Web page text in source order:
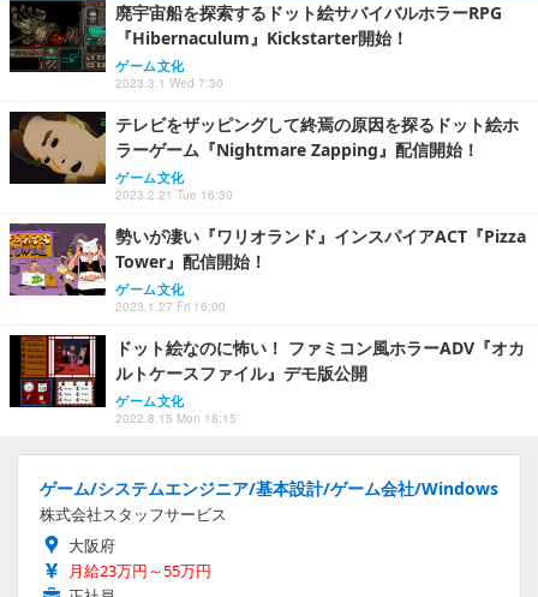
廃宇宙船を探索するドット絵サバイバルホラーRPG
『Hibernaculum』Kickstarter開始！
ゲーム文化
2023.3.1 Wed 7:30
テレビをザッピングして終焉の原因を探るドット絵ホ
ラーゲーム『Nightmare Zapping』配信開始！
ゲーム文化
2023.2.21 Tue 16:30
勢いが凄い『ワリオランド』インスパイアACT『Pizza
Tower』配信開始！
ゲーム文化
2023.1.27 Fri 16:00
ドット絵なのに怖い！ ファミコン風ホラーADV『オカ
ルトケースファイル』デモ版公開
ゲーム文化
2022.8.15 Mon 18:15
ゲーム/システムエンジニア/基本設計/ゲーム会社/Windows
株式会社スタッフサービス
大阪府
月給23万円～55万円